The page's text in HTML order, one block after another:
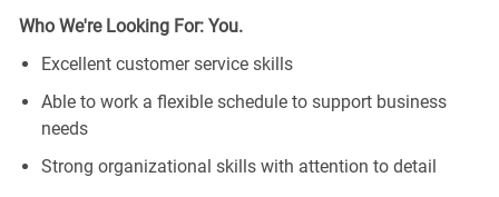
Who We're Looking For: You.
Excellent customer service skills
Able to work a flexible schedule to support business
needs
Strong organizational skills with attention to detail